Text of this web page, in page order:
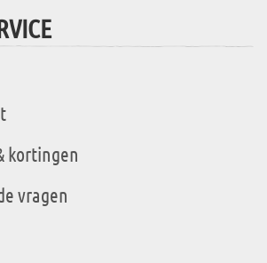
kortingen
vragen